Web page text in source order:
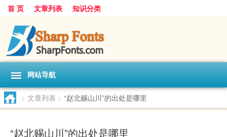
首 页 文章列表 知识分类
网站导航
> 文章列表 > “赵北赐山川”的出处是哪里
“赵北赐山川”的出处是哪里